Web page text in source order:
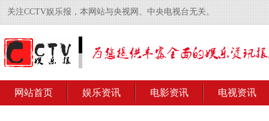
关注CCTV娱乐报，本网站与央视网、中央电视台无关。
网站首页 娱乐资讯 电影资讯 电视资讯